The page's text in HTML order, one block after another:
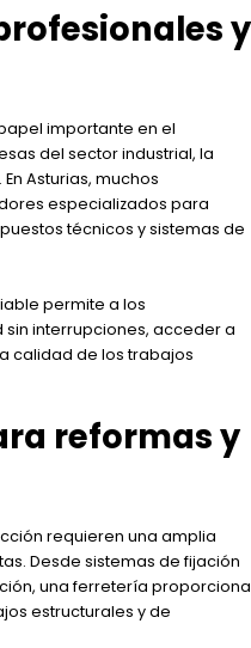
y
importante en el
del sector industrial, la
Asturias, muchos
especializados para
técnicos y sistemas de
permite a los
interrupciones, acceder a
calidad de los trabajos
reformas y
requieren una amplia
Desde sistemas de fijación
una ferretería proporciona
estructurales y de